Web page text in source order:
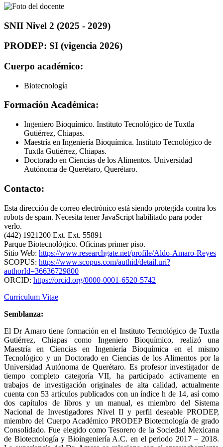
SNII Nivel 2 (2025 - 2029)
PRODEP: SI (vigencia 2026)
Cuerpo académico:
Biotecnología
Formación Académica:
Ingeniero Bioquímico. Instituto Tecnológico de Tuxtla
Gutiérrez, Chiapas.
Maestría en Ingeniería Bioquímica. Instituto Tecnológico de
Tuxtla Gutiérrez, Chiapas.
Doctorado en Ciencias de los Alimentos. Universidad
Autónoma de Querétaro, Querétaro.
Contacto:
Esta dirección de correo electrónico está siendo protegida contra los
robots de spam. Necesita tener JavaScript habilitado para poder
verlo.
(442) 1921200 Ext. Ext. 55891
Parque Biotecnológico. Oficinas primer piso.
Sitio Web: https://www.researchgate.net/profile/Aldo-Amaro-Reyes
SCOPUS: https://www.scopus.com/authid/detail.uri?
authorId=36636729800
ORCID: https://orcid.org/0000-0001-6520-5742
Curriculum Vitae
Semblanza:
El Dr Amaro tiene formación en el Instituto Tecnológico de Tuxtla
Gutiérrez, Chiapas como Ingeniero Bioquímico, realizó una
Maestría en Ciencias en Ingeniería Bioquímica en el mismo
Tecnológico y un Doctorado en Ciencias de los Alimentos por la
Universidad Autónoma de Querétaro. Es profesor investigador de
tiempo completo categoría VII, ha participado activamente en
trabajos de investigación originales de alta calidad, actualmente
cuenta con 53 artículos publicados con un índice h de 14, así como
dos capítulos de libros y un manual, es miembro del Sistema
Nacional de Investigadores Nivel II y perfil deseable PRODEP,
miembro del Cuerpo Académico PRODEP Biotecnología de grado
Consolidado. Fue elegido como Tesorero de la Sociedad Mexicana
de Biotecnología y Bioingeniería A.C. en el periodo 2017 – 2018.